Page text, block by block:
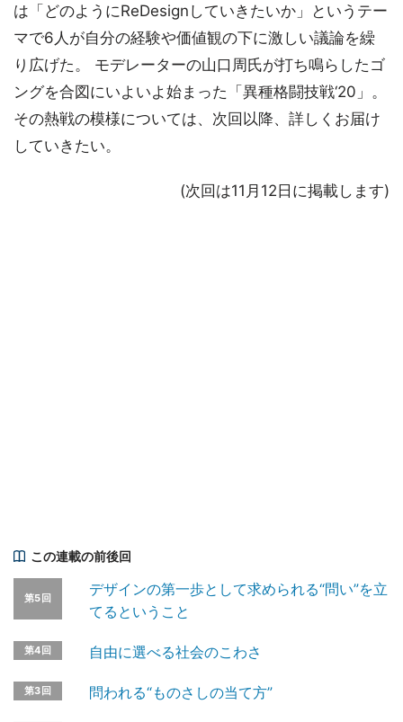
は「どのようにReDesignしていきたいか」というテー
マで6人が自分の経験や価値観の下に激しい議論を繰
り広げた。 モデレーターの山口周氏が打ち鳴らしたゴ
ングを合図にいよいよ始まった「異種格闘技戦‘20」。
その熱戦の模様については、次回以降、詳しくお届け
していきたい。
(次回は11月12日に掲載します)
この連載の前後回
第5回
デザインの第一歩として求められる“問い”を立
てるということ
第4回 自由に選べる社会のこわさ
第3回 問われる“ものさしの当て方”